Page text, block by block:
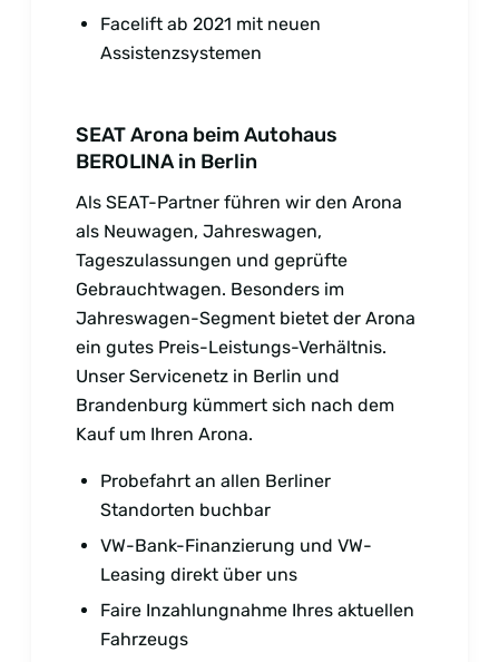
Facelift ab 2021 mit neuen
Assistenzsystemen
SEAT Arona beim Autohaus
BEROLINA in Berlin
Als SEAT-Partner führen wir den Arona
als Neuwagen, Jahreswagen,
Tageszulassungen und geprüfte
Gebrauchtwagen. Besonders im
Jahreswagen-Segment bietet der Arona
ein gutes Preis-Leistungs-Verhältnis.
Unser Servicenetz in Berlin und
Brandenburg kümmert sich nach dem
Kauf um Ihren Arona.
Probefahrt an allen Berliner
Standorten buchbar
VW-Bank-Finanzierung und VW-
Leasing direkt über uns
Faire Inzahlungnahme Ihres aktuellen
Fahrzeugs